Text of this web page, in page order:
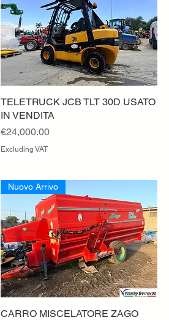
Quick View
TELETRUCK JCB TLT 30D USATO
IN VENDITA
Price
€24,000.00
Excluding VAT
Quick View
Nuovo Arrivo
CARRO MISCELATORE ZAGO